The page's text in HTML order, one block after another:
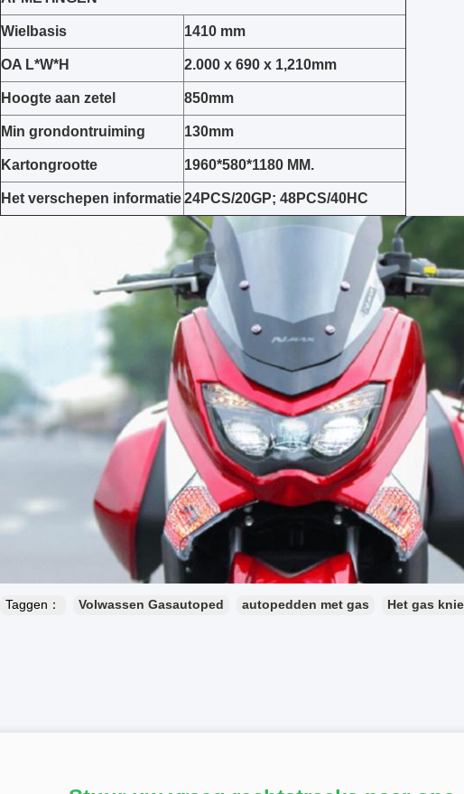
Wielbasis 1410 mm
OA L*W*H 2.000 x 690 x 1,210mm
Hoogte aan zetel 850mm
Min grondontruiming 130mm
Kartongrootte 1960*580*1180 MM.
Het verschepen informatie24PCS/20GP; 48PCS/40HC
Taggen： Volwassen Gasautoped autopedden met gas Het gas